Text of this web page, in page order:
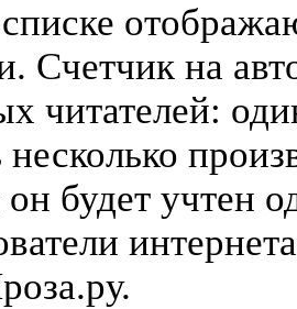
Счетчик на
читателей:
несколько
он будет учтен